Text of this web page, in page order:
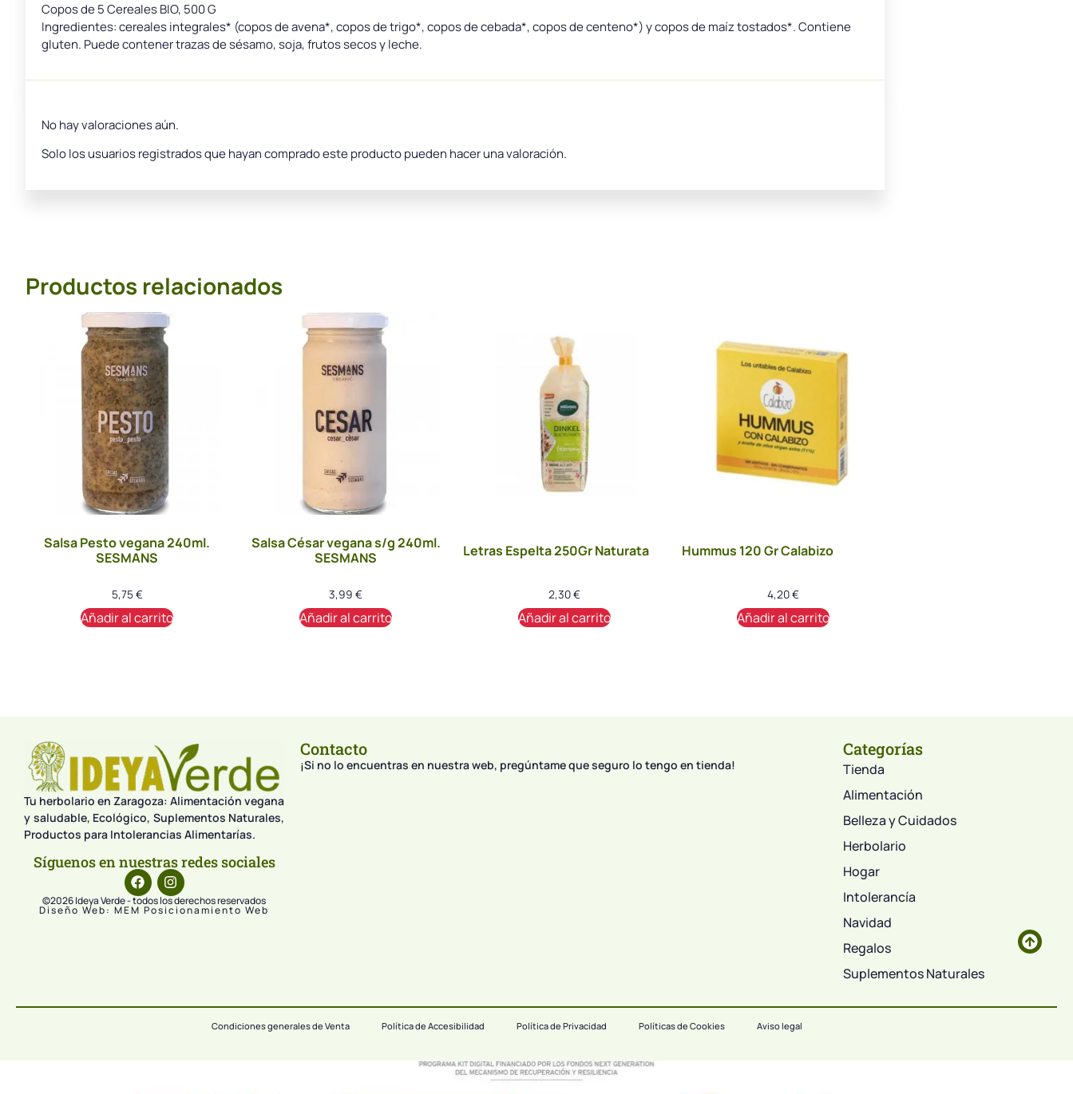
Copos de 5 Cereales BIO, 500 G
Ingredientes: cereales integrales* (copos de avena*, copos de trigo*, copos de cebada*, copos de centeno*) y copos de maíz tostados*. Contiene
gluten. Puede contener trazas de sésamo, soja, frutos secos y leche.
No hay valoraciones aún.
Solo los usuarios registrados que hayan comprado este producto pueden hacer una valoración.
Productos relacionados
Salsa Pesto vegana 240ml.
SESMANS
5,75€
Añadir al carrito
Salsa César vegana s/g 240ml.
SESMANS
3,99 €
Añadir al carrito
Letras Espelta 250Gr Naturata
2,30€
Añadir al carrito
Hummus 120 Gr Calabizo
4,20€
Añadir al carrito
Tu herbolario en Zaragoza: Alimentación vegana
y saludable, Ecológico, Suplementos Naturales,
Productos para Intolerancias Alimentarías.
Síguenos en nuestras redes sociales
©2026 Ideya Verde - todos los derechos reservados
Diseño Web: MEM Posicionamiento Web
Contacto
¡Si no lo encuentras en nuestra web, pregúntame que seguro lo tengo en tienda!
Categorías
Tienda
Alimentación
Belleza y Cuidados
Herbolario
Hogar
Intolerancía
Navidad
Regalos
Suplementos Naturales
Condiciones generales de Venta Política de Accesibilidad Política de Privacidad Políticas de Cookies Aviso legal